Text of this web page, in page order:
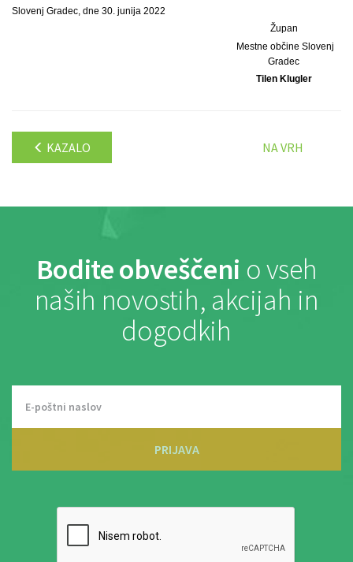
Slovenj Gradec, dne 30. junija 2022
Župan
Mestne občine Slovenj
Gradec
Tilen Klugler
KAZALO NA VRH
Bodite obveščeni o vseh
naših novostih, akcijah in
dogodkih
PRIJAVA